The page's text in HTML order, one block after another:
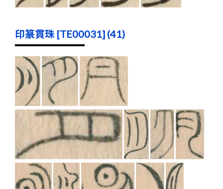
印篆貫珠 [TE00031] (41)